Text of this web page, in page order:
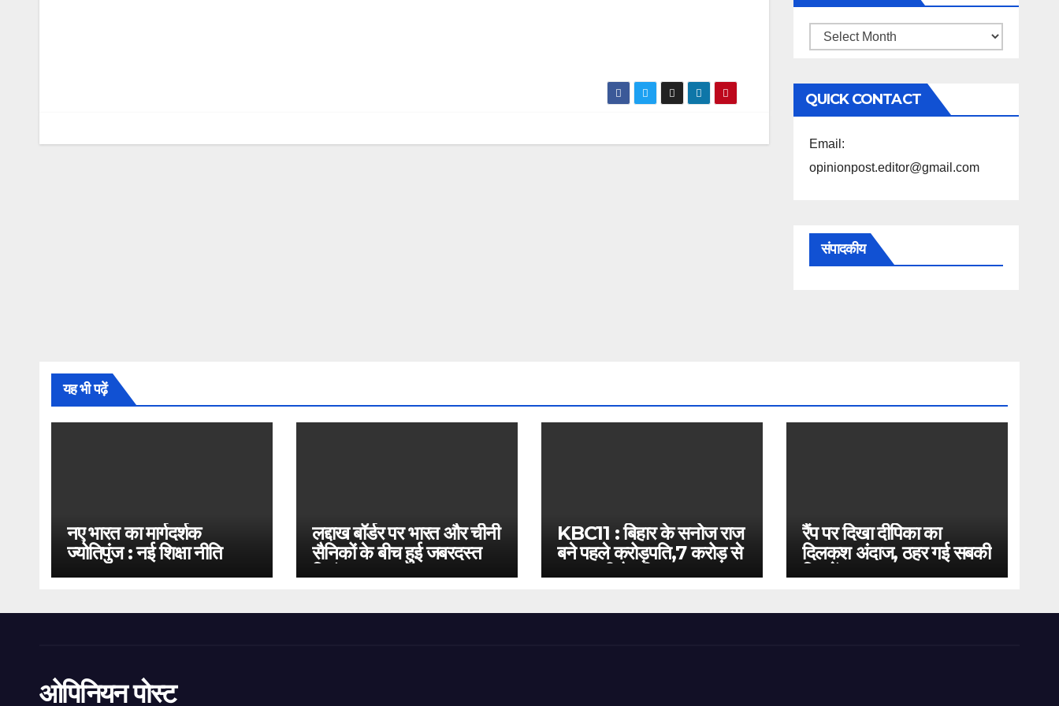
महिने
अनुसार
पढ़ें
QUICK CONTACT
Email:
opinionpost.editor@gmail.com
संपादकीय
यह भी पढ़ें
नए भारत का मार्गदर्शक
ज्योतिपुंज : नई शिक्षा नीति
2020
लद्दाख बॉर्डर पर भारत और चीनी
सैनिकों के बीच हुई जबरदस्त
भिड़ंत
KBC11 : बिहार के सनोज राज
बने पहले करोड़पति,7 करोड़ से
बस इतनी है दूरी
रैंप पर दिखा दीपिका का
दिलकश अंदाज, ठहर गई सबकी
निगाहें
ओपिनियन पोस्ट